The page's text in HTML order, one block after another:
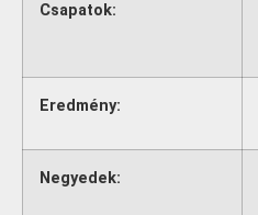
Csapatok:
Eredmény:
Negyedek: